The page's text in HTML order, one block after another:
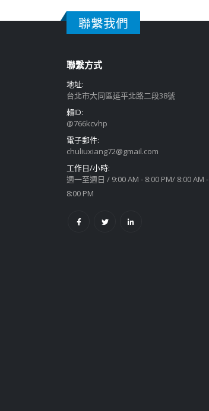
聯繫我們
聯繫方式
地址:
台北市大同區延平北路二段38號
賴ID:
@766kcvhp
電子郵件:
chuliuxiang72@gmail.com
工作日/小時:
週一至週日 / 9:00 AM - 8:00 PM/ 8:00 AM -
8:00 PM